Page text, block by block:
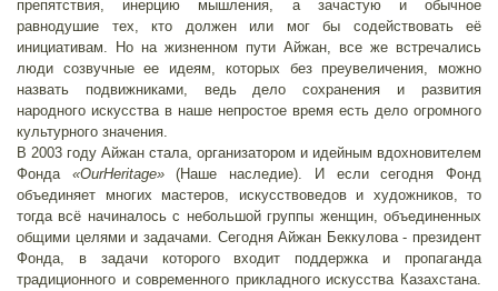
препятствия, инерцию мышления, а зачастую и обычное
равнодушие тех, кто должен или мог бы содействовать её
инициативам. Но на жизненном пути Айжан, все же встречались
люди созвучные ее идеям, которых без преувеличения, можно
назвать подвижниками, ведь дело сохранения и развития
народного искусства в наше непростое время есть дело огромного
культурного значения.
В 2003 году Айжан стала, организатором и идейным вдохновителем
Фонда «OurHeritage»(Наше наследие). И если сегодня Фонд
объединяет многих мастеров, искусствоведов и художников, то
тогда всё начиналось с небольшой группы женщин, объединенных
общими целями и задачами. Сегодня Айжан Беккулова - президент
Фонда, в задачи которого входит поддержка и пропаганда
традиционного и современного прикладного искусства Казахстана.